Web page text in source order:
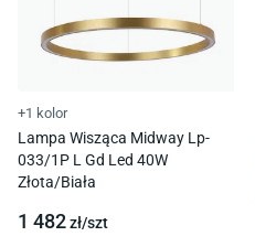
+1 kolor
Lampa Wisząca Midway Lp-
033/1P L Gd Led 40W
Złota/Biała
1 482zł/szt